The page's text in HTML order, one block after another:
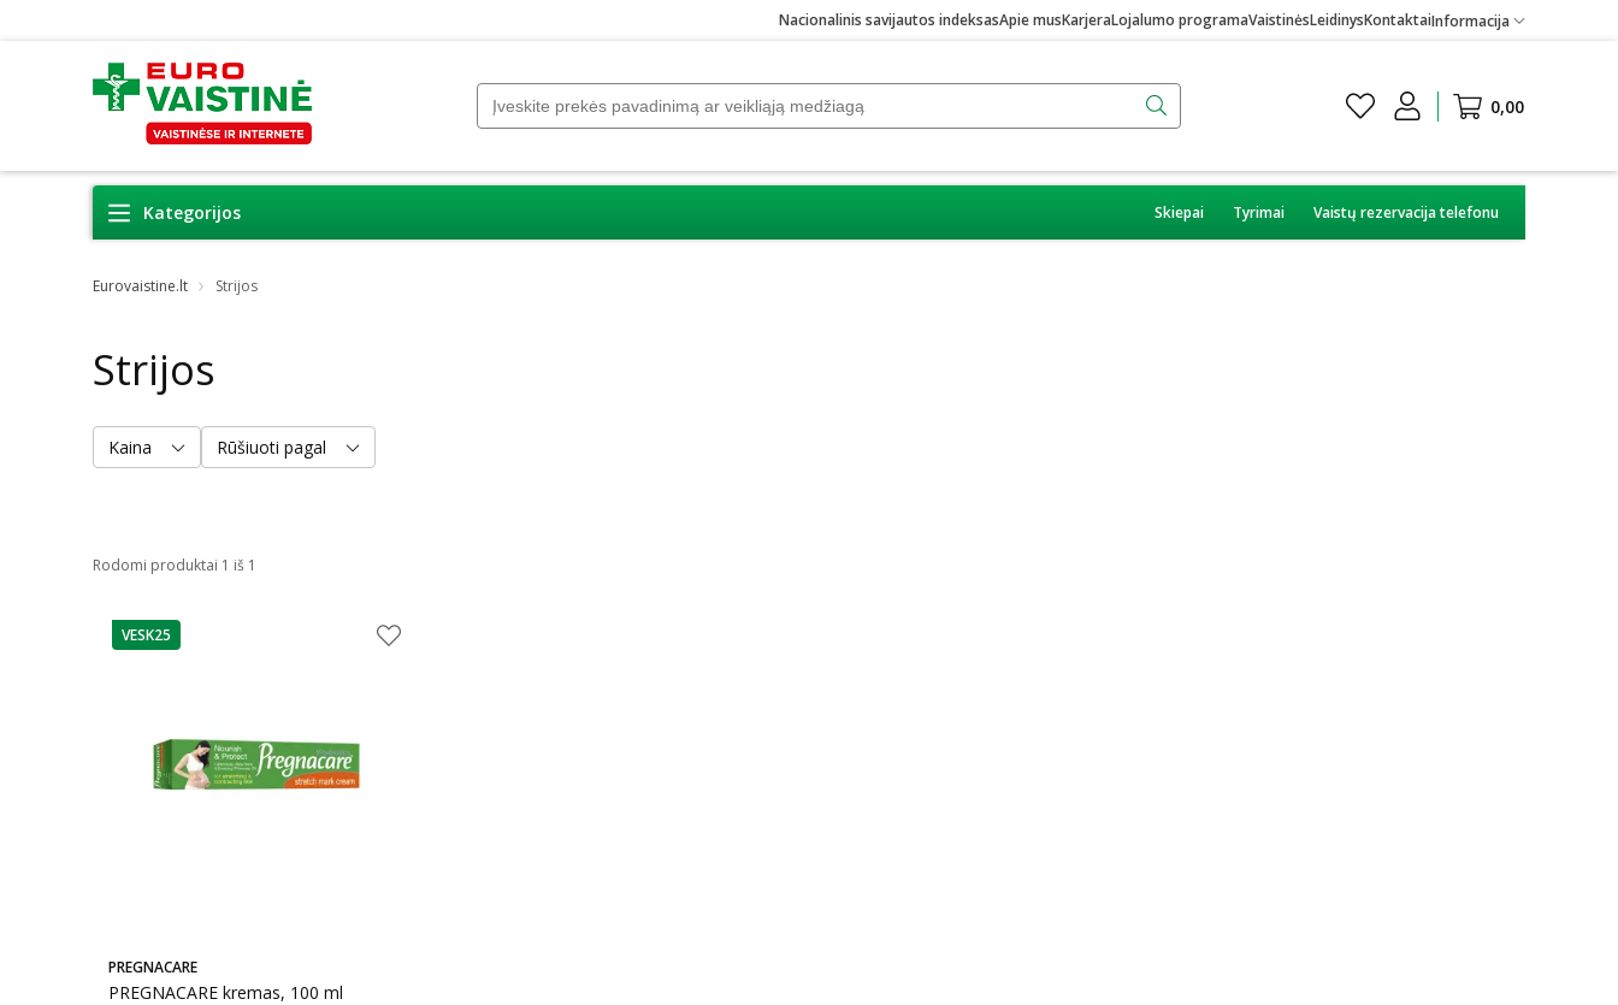
Nacionalinis savijautos indeksasApie musKarjeraLojalumo programaVaistinėsLeidinysKontaktaiInformacija
0,00
Kategorijos Skiepai Tyrimai Vaistų rezervacija telefonu
Eurovaistine.lt Strijos
Strijos
Kaina Rūšiuoti pagal
Rodomi produktai 1 iš 1
patarimas
VESK25
PREGNACARE
PREGNACARE kremas, 100 ml